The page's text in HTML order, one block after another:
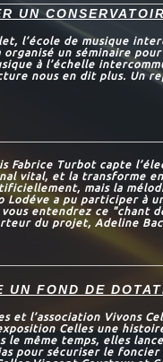
UN
l’école de musique
organisé un séminaire
à l’échelle
nous en dit plus. Un
Fabrice Turbot capte
vital, et la transforme
mais la
Lodéve a pu participer à
entendrez ce "chant
du projet, Adeline
UN FOND DE
et l’association Vivons
Celles une
le même temps, elles
pour sécuriser le foncier